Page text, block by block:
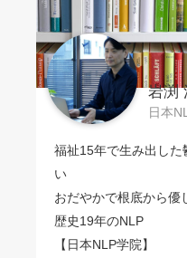
岩渕
日本
福祉15年で生み出した
い
おだやかで根底から優
歴史19年のNLP
【日本NLP学院】